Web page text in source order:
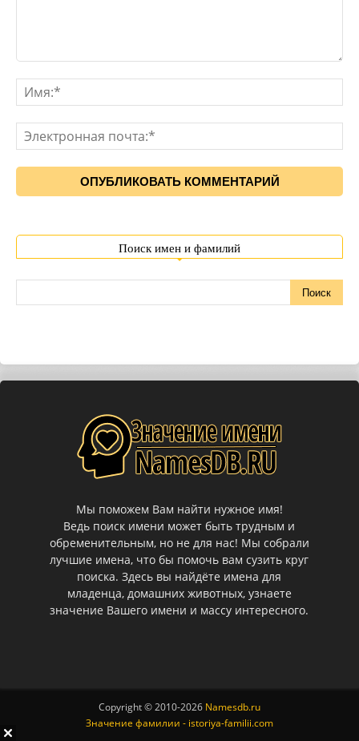
Поиск имен и фамилий
Мы поможем Вам найти нужное имя!
Ведь поиск имени может быть трудным и
обременительным, но не для нас! Мы собрали
лучшие имена, что бы помочь вам сузить круг
поиска. Здесь вы найдёте имена для
младенца, домашних животных, узнаете
значение Вашего имени и массу интересного.
Copyright © 2010-2026 Namesdb.ru
Значение фамилии - istoriya-familii.com